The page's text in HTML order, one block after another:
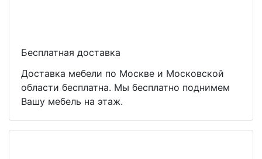
Бесплатная доставка
Доставка мебели по Москве и Московской
области бесплатна. Мы бесплатно поднимем
Вашу мебель на этаж.